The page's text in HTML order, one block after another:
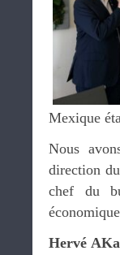
Mexique
Nous
direction
chef du
Hervé AKa